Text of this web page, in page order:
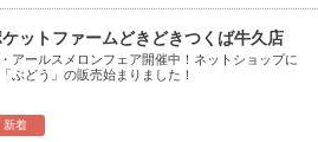
新着
ケットファームどきどきつくば牛久店
アールスメロンフェア開催中！ネットショップに
ぶどう」の販売始まりました！